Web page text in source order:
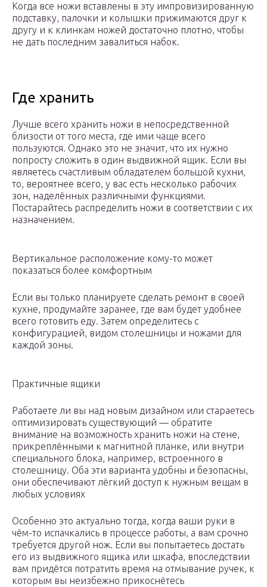
Когда все ножи вставлены в эту импровизированную
подставку, палочки и колышки прижимаются друг к
другу и к клинкам ножей достаточно плотно, чтобы
не дать последним завалиться набок.
Где хранить
Лучше всего хранить ножи в непосредственной
близости от того места, где ими чаще всего
пользуются. Однако это не значит, что их нужно
попросту сложить в один выдвижной ящик. Если вы
являетесь счастливым обладателем большой кухни,
то, вероятнее всего, у вас есть несколько рабочих
зон, наделённых различными функциями.
Постарайтесь распределить ножи в соответствии с их
назначением.
Вертикальное расположение кому-то может
показаться более комфортным
Если вы только планируете сделать ремонт в своей
кухне, продумайте заранее, где вам будет удобнее
всего готовить еду. Затем определитесь с
конфигурацией, видом столешницы и ножами для
каждой зоны.
Практичные ящики
Работаете ли вы над новым дизайном или стараетесь
оптимизировать существующий — обратите
внимание на возможность хранить ножи на стене,
прикреплёнными к магнитной планке, или внутри
специального блока, например, встроенного в
столешницу. Оба эти варианта удобны и безопасны,
они обеспечивают лёгкий доступ к нужным вещам в
любых условиях
Особенно это актуально тогда, когда ваши руки в
чём-то испачкались в процессе работы, а вам срочно
требуется другой нож. Если вы попытаетесь достать
его из выдвижного ящика или шкафа, впоследствии
вам придётся потратить время на отмывание ручек, к
которым вы неизбежно прикоснётесь